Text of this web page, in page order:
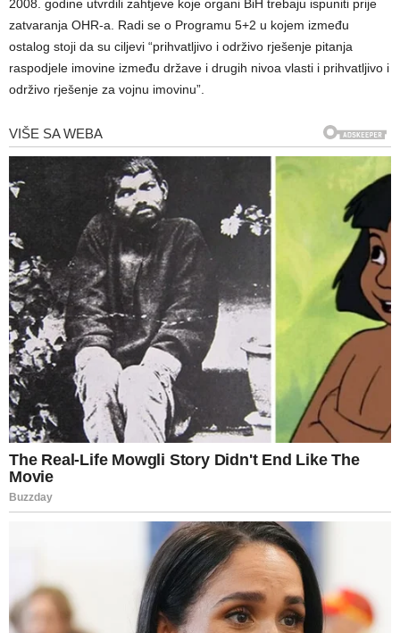
2008. godine utvrdili zahtjeve koje organi BiH trebaju ispuniti prije
zatvaranja OHR-a. Radi se o Programu 5+2 u kojem između
ostalog stoji da su ciljevi “prihvatljivo i održivo rješenje pitanja
raspodjele imovine između države i drugih nivoa vlasti i prihvatljivo i
održivo rješenje za vojnu imovinu”.